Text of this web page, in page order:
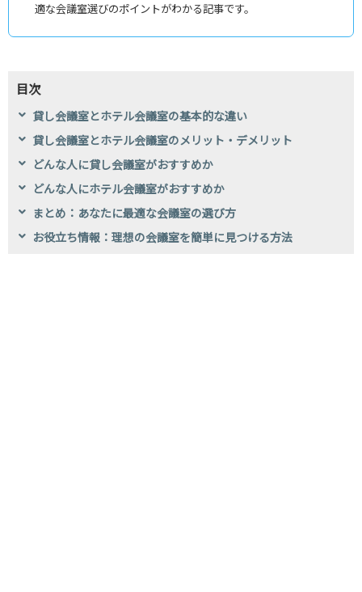
適な会議室選びのポイントがわかる記事です。
目次
貸し会議室とホテル会議室の基本的な違い
貸し会議室とホテル会議室のメリット・デメリット
どんな人に貸し会議室がおすすめか
どんな人にホテル会議室がおすすめか
まとめ：あなたに最適な会議室の選び方
お役立ち情報：理想の会議室を簡単に見つける方法